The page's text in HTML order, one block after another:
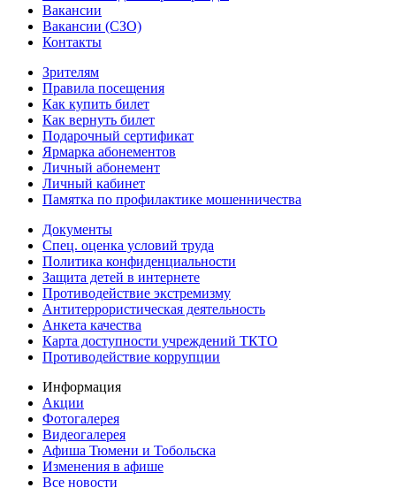
Вакансии
Вакансии (СЗО)
Контакты
Зрителям
Правила посещения
Как купить билет
Как вернуть билет
Подарочный сертификат
Ярмарка абонементов
Личный абонемент
Личный кабинет
Памятка по профилактике мошенничества
Документы
Спец. оценка условий труда
Политика конфиденциальности
Защита детей в интернете
Противодействие экстремизму
Антитеррористическая деятельность
Анкета качества
Карта доступности учреждений ТКТО
Противодействие коррупции
Информация
Акции
Фотогалерея
Видеогалерея
Афиша Тюмени и Тобольска
Изменения в афише
Все новости